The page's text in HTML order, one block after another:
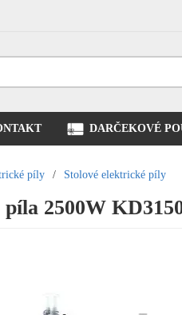
DARČEKOVÉ
píly / Stolové elektrické píly
2500W